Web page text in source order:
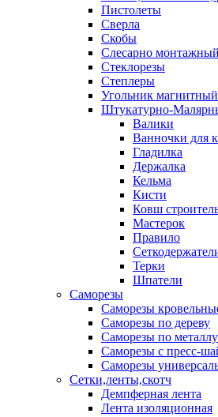
Пистолеты
Сверла
Скобы
Слесарно монтажный
Стеклорезы
Степлеры
Угольник магнитный
Штукатурно-
Валики
Ванночки для
Гладилка
Держалка
Кельма
Кисти
Ковш
Мастерок
Правило
Терки
Шпатели
Саморезы
Саморезы
Саморезы по дереву
Саморезы по металлу
Саморезы с пресс-
Саморезы
Сетки,ленты,скотч
Демпферная лента
Лента изоляционная